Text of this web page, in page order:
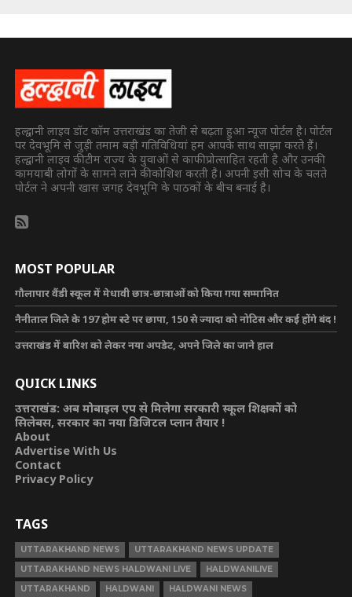
हल्द्वानी लाइव डॉट कॉम उत्तराखंड का तेजी से बढ़ता हुआ न्यूज पोर्टल है। पोर्टल
पर देवभूमि से जुड़ी तमाम बड़ी गतिविधियां हम आपके साथ साझा करते हैं।
हल्द्वानी लाइव की टीम राज्य के युवाओं से काफी प्रोत्साहित रहती है और उनकी
कामयाबी लोगों के सामने लाने की कोशिश करती है। अपनी इसी सोच के चलते
पोर्टल ने अपनी खास जगह देवभूमि के पाठकों के बीच बनाई है।
MOST POPULAR
गौलापार वैंडी स्कूल में मेधावी छात्र-छात्राओं को किया गया सम्मानित
नैनीताल जिले के 197 होम स्टे पर छापा, 150 से ज्यादा को नोटिस और कई होंगे बंद !
उत्तराखंड में बारिश को लेकर नया अपडेट, अपने जिले का जाने हाल
QUICK LINKS
उत्तराखंड: अब मोबाइल एप से मिलेगा सरकारी स्कूल शिक्षकों को
सिलेबस, सरकार का नया डिजिटल प्लान तैयार !
About
Advertise With Us
Contact
Privacy Policy
TAGS
UTTARAKHAND NEWS
UTTARAKHAND NEWS UPDATE
UTTARAKHAND NEWS HALDWANI LIVE
HALDWANILIVE
UTTARAKHAND
HALDWANI HALDWANI NEWS